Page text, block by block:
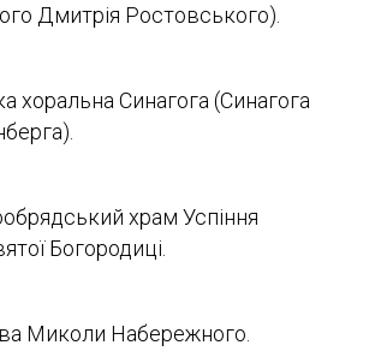
Дмитрія Ростовського).
хоральна Синагога (Синагога
храм Успіння
Богородиці.
Миколи Набережного.